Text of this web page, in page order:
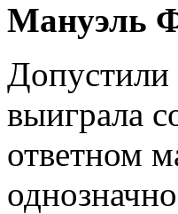
Мануэль
Допустили
выиграла
ответном